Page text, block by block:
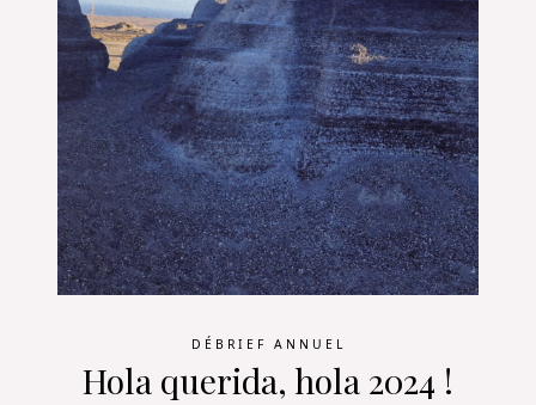
DÉBRIEF ANNUEL
Hola querida, hola 2024 !